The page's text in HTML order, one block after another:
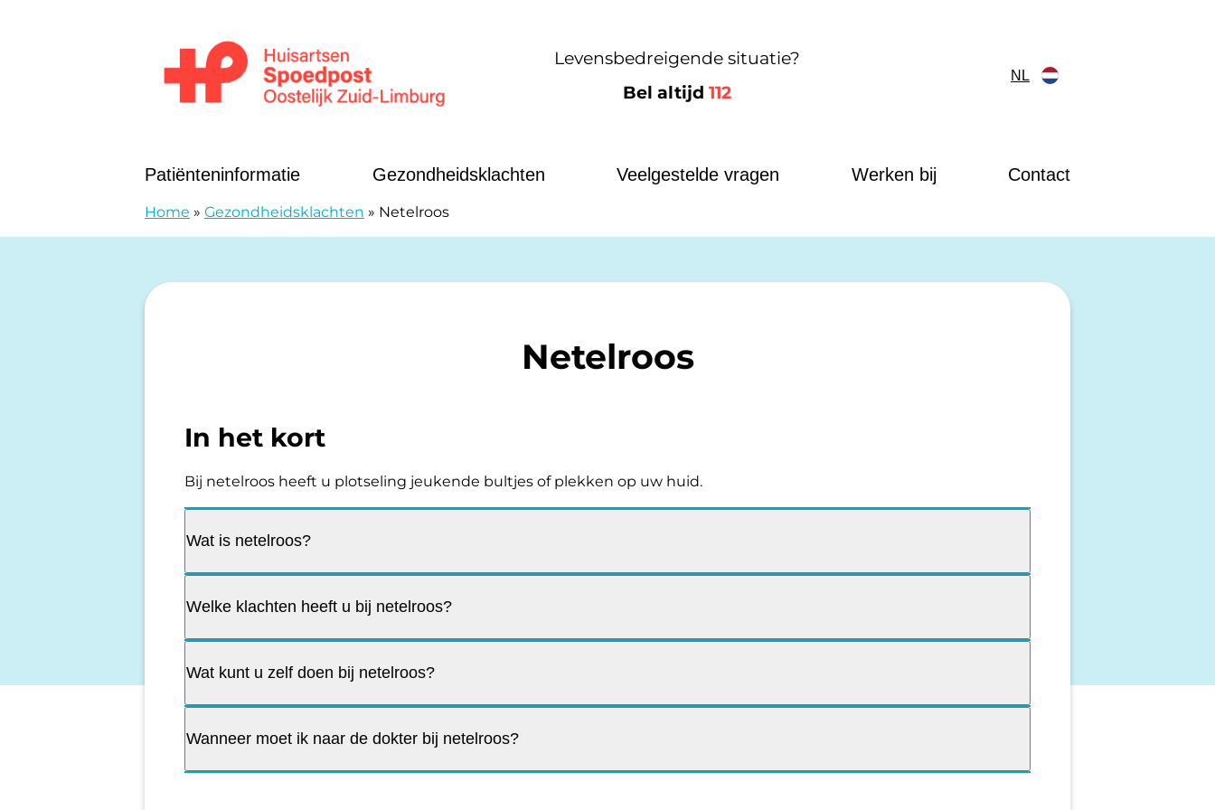
Levensbedreigende situatie?
Bel altijd 112
NL
Patiënteninformatie Gezondheidsklachten Veelgestelde vragen Werken bij Contact
Home » Gezondheidsklachten » Netelroos
Netelroos
In het kort
Bij netelroos heeft u plotseling jeukende bultjes of plekken op uw huid.
Wat is netelroos?
Welke klachten heeft u bij netelroos?
Wat kunt u zelf doen bij netelroos?
Wanneer moet ik naar de dokter bij netelroos?